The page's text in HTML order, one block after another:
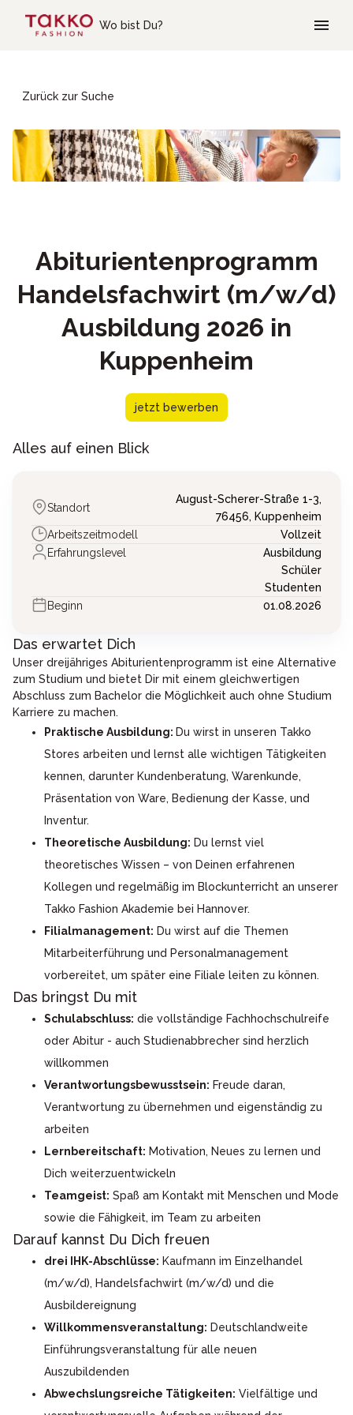
Wo bist Du?
Zurück zur Suche
Abiturientenprogramm
Handelsfachwirt (m/w/d)
Ausbildung 2026 in
Kuppenheim
jetzt bewerben
Alles auf einen Blick
Standort
August-Scherer-Straße 1-3,
76456, Kuppenheim
Arbeitszeitmodell
Vollzeit
Erfahrungslevel
Ausbildung
Schüler
Studenten
Beginn
01.08.2026
Das erwartet Dich
Unser dreijähriges Abiturientenprogramm ist eine Alternative
zum Studium und bietet Dir mit einem gleichwertigen
Abschluss zum Bachelor die Möglichkeit auch ohne Studium
Karriere zu machen.
Praktische Ausbildung: Du wirst in unseren Takko
Stores arbeiten und lernst alle wichtigen Tätigkeiten
kennen, darunter Kundenberatung, Warenkunde,
Präsentation von Ware, Bedienung der Kasse, und
Inventur.
Theoretische Ausbildung: Du lernst viel
theoretisches Wissen – von Deinen erfahrenen
Kollegen und regelmäßig im Blockunterricht an unserer
Takko Fashion Akademie bei Hannover.
Filialmanagement: Du wirst auf die Themen
Mitarbeiterführung und Personalmanagement
vorbereitet, um später eine Filiale leiten zu können.
Das bringst Du mit
Schulabschluss: die vollständige Fachhochschulreife
oder Abitur - auch Studienabbrecher sind herzlich
willkommen
Verantwortungsbewusstsein: Freude daran,
Verantwortung zu übernehmen und eigenständig zu
arbeiten
Lernbereitschaft: Motivation, Neues zu lernen und
Dich weiterzuentwickeln
Teamgeist: Spaß am Kontakt mit Menschen und Mode
sowie die Fähigkeit, im Team zu arbeiten
Darauf kannst Du Dich freuen
drei IHK-Abschlüsse: Kaufmann im Einzelhandel
(m/w/d), Handelsfachwirt (m/w/d) und die
Ausbildereignung
Willkommensveranstaltung: Deutschlandweite
Einführungsveranstaltung für alle neuen
Auszubildenden
Abwechslungsreiche Tätigkeiten: Vielfältige und